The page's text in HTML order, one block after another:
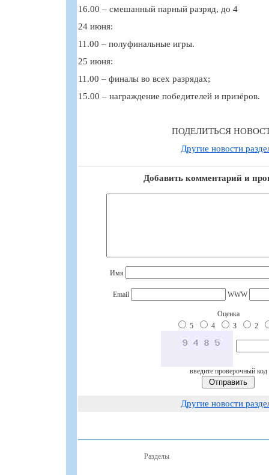
16.00 – смешанный парный разряд, до 4
24 июня:
11.00 – полуфинальные игры.
25 июня:
11.00 – финалы во всех разрядах;
15.00 – награждение победителей и призёров.
ПОДЕЛИТЬСЯ
Другие новости
Добавить комментарий и
Имя
Email WWW
Оценка
5
4 3 2
введите проверочный код
Другие новости
Разделы